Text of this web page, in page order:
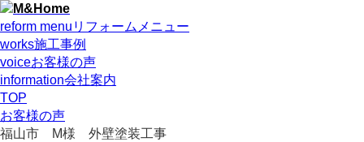
reform menu リフォームメニュー
works施工事例
voiceお客様の声
information会社案内
TOP
お客様の声
福山市 M様 外壁塗装工事